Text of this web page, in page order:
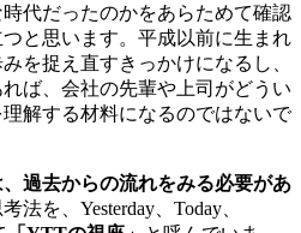
代だったのかをあらためて確認
と思います。平成以前に生まれ
を捉え直すきっかけになるし、
ば、会社の先輩や上司がどうい
解する材料になるのではないで
過去からの流れをみる必要があ
法を、Yesterday、Today、